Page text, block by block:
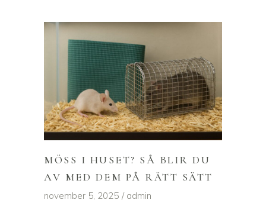
MÖSS I HUSET? SÅ BLIR DU
AV MED DEM PÅ RÄTT SÄTT
november 5, 2025 admin